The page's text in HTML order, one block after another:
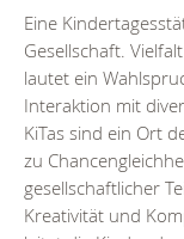
Eine
Gesellschaft.
lautet ein
Interaktion mit
KiTas sind ein Ort
zu
gesellschaftlicher
Kreativität und